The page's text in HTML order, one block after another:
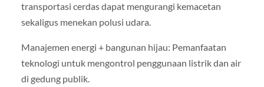
transportasi cerdas dapat mengurangi kemacetan
sekaligus menekan polusi udara.
Manajemen energi + bangunan hijau: Pemanfaatan
teknologi untuk mengontrol penggunaan listrik dan air
di gedung publik.